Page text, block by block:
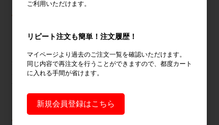
お客様は、当社に対して、ご自身の個人情報の開示等(利用目的の通
知、開示、内容の訂正・追加・削除、利用の停止または消去、第三
者への提供の停止)に関する問合わせを当社窓口に行うことができま
な期間内に対応いたします。
ご利用いただけます。
リピート注文も簡単！注文履歴！
マイページより過去のご注文一覧を確認いただけます。
同じ内容で再注文を行うことができますので、都度カート
に入れる手間が省けます。
新規会員登録はこちら